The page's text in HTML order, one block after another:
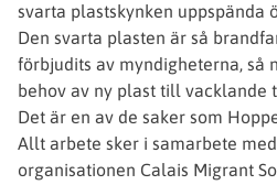
svarta plastskynken uppspända
Den svarta plasten är så
förbjudits av myndigheterna, så
behov av ny plast till vacklande
Det är en av de saker som
Allt arbete sker i samarbete
organisationen Calais Migrant